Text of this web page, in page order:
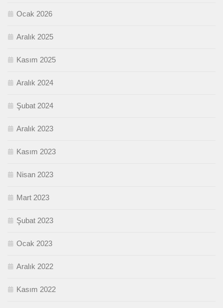
Ocak 2026
Aralık 2025
Kasım 2025
Aralık 2024
Şubat 2024
Aralık 2023
Kasım 2023
Nisan 2023
Mart 2023
Şubat 2023
Ocak 2023
Aralık 2022
Kasım 2022